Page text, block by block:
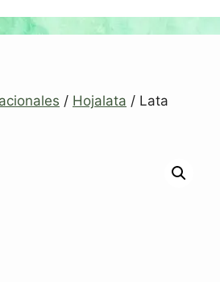
/ Hojalata / Lata